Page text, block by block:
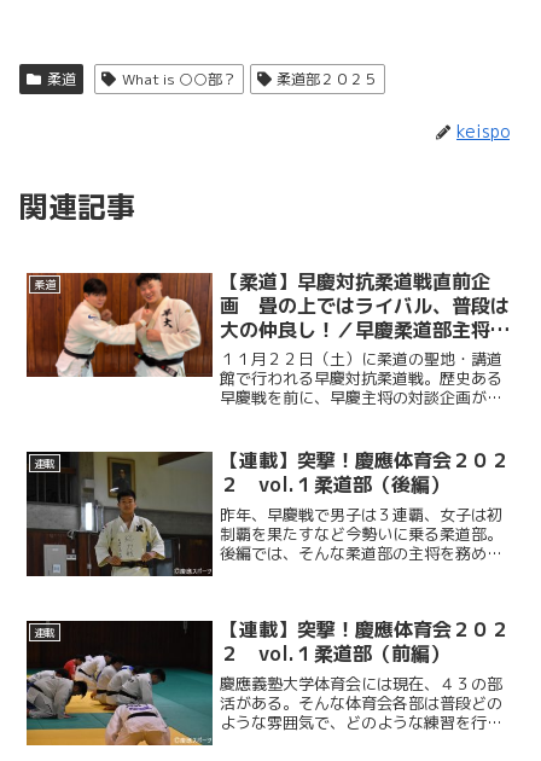
柔道 What is ○○部？ 柔道部２０２５
keispo
関連記事
柔道
【柔道】早慶対抗柔道戦直前企
画 畳の上ではライバル、普段は
大の仲良し！／早慶柔道部主将対
談
１１月２２日（土）に柔道の聖地・講道
館で行われる早慶対抗柔道戦。歴史ある
早慶戦を前に、早慶主将の対談企画が実
桜丘）主将と、慶應義塾大学柔道部の井
口虎太郎（総４・暁星学園...
連載
【連載】突撃！慶應体育会２０２
２ vol.１柔道部（後編）
昨年、早慶戦で男子は３連覇、女子は初
制覇を果たすなど今勢いに乗る柔道部。
後編では、そんな柔道部の主将を務める
連載
【連載】突撃！慶應体育会２０２
２ vol.１柔道部（前編）
慶應義塾大学体育会には現在、４３の部
活がある。そんな体育会各部は普段どの
ような雰囲気で、どのような練習を行っ